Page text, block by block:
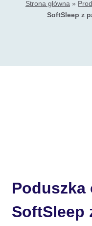
Strona główna »
SoftSleep z
Poduszka
SoftSleep